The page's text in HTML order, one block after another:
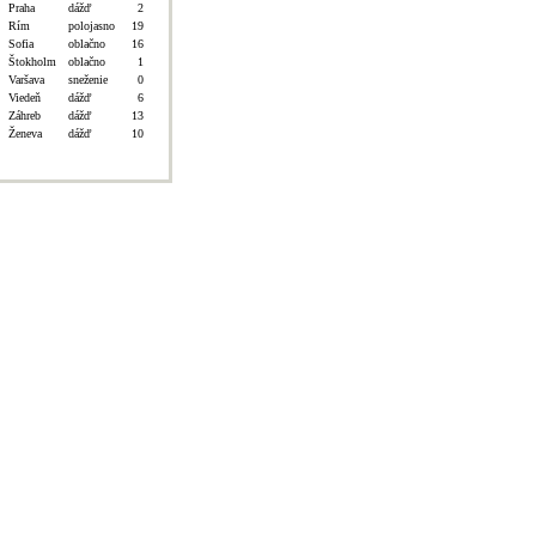
Praha
dážď
2
Rím
polojasno
19
Sofia
oblačno
16
Štokholm
oblačno
1
Varšava
sneženie
0
Viedeň
dážď
6
Záhreb
dážď
13
Ženeva
dážď 10